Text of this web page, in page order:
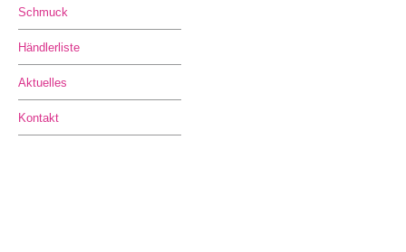
Schmuck
Händlerliste
Aktuelles
Kontakt